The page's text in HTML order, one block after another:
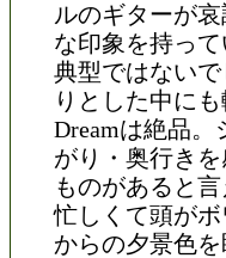
ルのギターが
な印象を持って
典型ではないで
りとした中に
Dreamは絶品
がり・奥行き
ものがあると
忙しくて頭がボ
からの夕景色